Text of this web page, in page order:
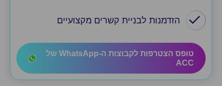
הזדמנות לבניית קשרים מקצועיים
טופס הצטרפות לקבוצות ה-WhatsApp של
ACC